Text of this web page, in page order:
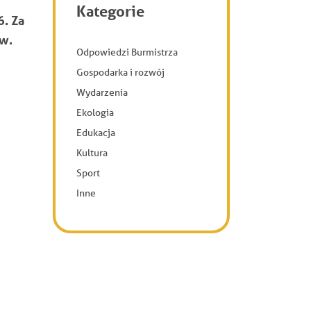
Za
Kategorie
Odpowiedzi Burmistrza
Gospodarka i rozwój
Wydarzenia
Ekologia
Edukacja
Kultura
Sport
Inne